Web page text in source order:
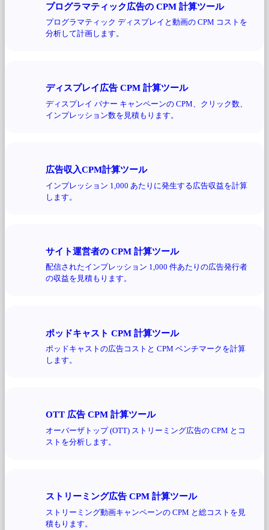
プログラマティック広告の CPM 計算ツール
プログラマティック ディスプレイと動画の CPM コストを
分析して計画します。
ディスプレイ広告 CPM 計算ツール
ディスプレイ バナー キャンペーンの CPM、クリック数、
インプレッション数を見積もります。
広告収入CPM計算ツール
インプレッション 1,000 あたりに発生する広告収益を計算
します。
サイト運営者の CPM 計算ツール
配信されたインプレッション 1,000 件あたりの広告発行者
の収益を見積もります。
ポッドキャスト CPM 計算ツール
ポッドキャストの広告コストと CPM ベンチマークを計算
します。
OTT 広告 CPM 計算ツール
オーバーザトップ (OTT) ストリーミング広告の CPM とコ
ストを分析します。
ストリーミング広告 CPM 計算ツール
ストリーミング動画キャンペーンの CPM と総コストを見
積もります。